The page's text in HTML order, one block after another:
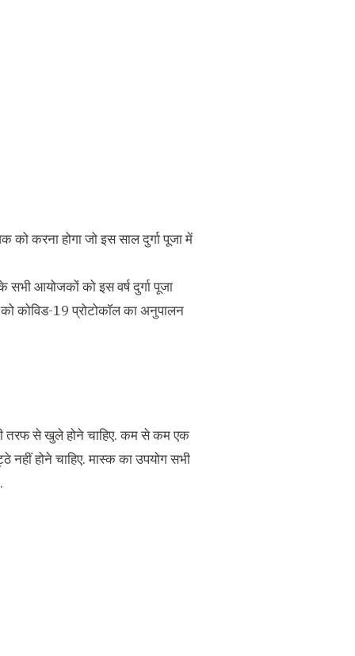
करना होगा जो इस साल दुर्गा पूजा में
आयोजकों को इस वर्ष दुर्गा पूजा
कोविड-19 प्रोटोकॉल का अनुपालन
तरफ से खुले होने चाहिए. कम से कम एक
नहीं होने चाहिए. मास्क का उपयोग सभी